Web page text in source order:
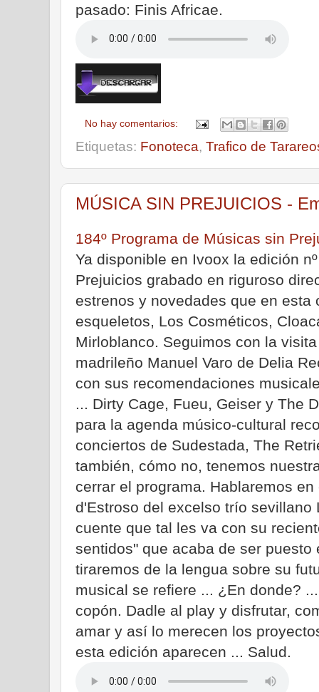
pasado: Finis Africae.
No hay comentarios:
Etiquetas: Fonoteca, Trafico de
MÚSICA SIN PREJUICIOS -
184º Programa de Músicas sin
Ya disponible en Ivoox la edición
Prejuicios grabado en riguroso
estrenos y novedades que en
esqueletos, Los Cosméticos,
Mirloblanco. Seguimos con la
madrileño Manuel Varo de Delia
con sus recomendaciones
... Dirty Cage, Fueu, Geiser y The
para la agenda músico-cultural
conciertos de Sudestada, The
también, cómo no, tenemos
cerrar el programa. Hablaremos
d'Estroso del excelso trío sevillano
cuente que tal les va con su
sentidos" que acaba de ser
tiraremos de la lengua sobre su
musical se refiere ... ¿En donde?
copón. Dadle al play y disfrutar,
amar y así lo merecen los
esta edición aparecen ... Salud.